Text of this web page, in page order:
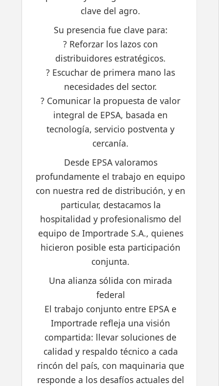
clave del agro.
Su presencia fue clave para:
? Reforzar los lazos con
distribuidores estratégicos.
? Escuchar de primera mano las
necesidades del sector.
? Comunicar la propuesta de valor
integral de EPSA, basada en
tecnología, servicio postventa y
cercanía.
Desde EPSA valoramos
profundamente el trabajo en equipo
con nuestra red de distribución, y en
particular, destacamos la
hospitalidad y profesionalismo del
equipo de Importrade S.A., quienes
hicieron posible esta participación
conjunta.
Una alianza sólida con mirada
federal
El trabajo conjunto entre EPSA e
Importrade refleja una visión
compartida: llevar soluciones de
calidad y respaldo técnico a cada
rincón del país, con maquinaria que
responde a los desafíos actuales del